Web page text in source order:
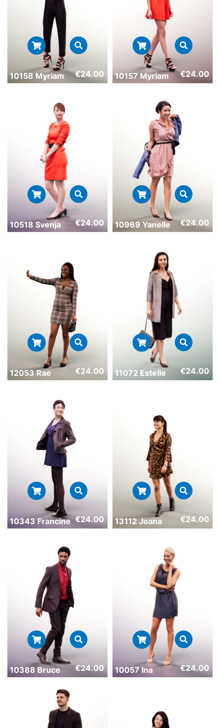
10158 Myriam €24.00 10157 Myriam €24.00
10518 Svenja €24.00 10969 Yanelle €24.00
12053 Rae €24.00 11072 Estelle €24.00
10343 Francine €24.00 13112 Joana €24.00
10388 Bruce €24.00 10057 Ina €24.00